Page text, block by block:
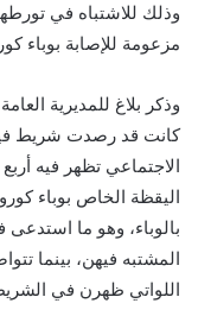
وذلك للاشتباه في
مزعومة للإصابة بوباء
وذكر بلاغ للمديرية
كانت قد رصدت شريط
الاجتماعي تظهر فيه
اليقظة الخاص بوباء
بالوباء، وهو ما
المشتبه فيهن، بينما
اللواتي ظهرن في